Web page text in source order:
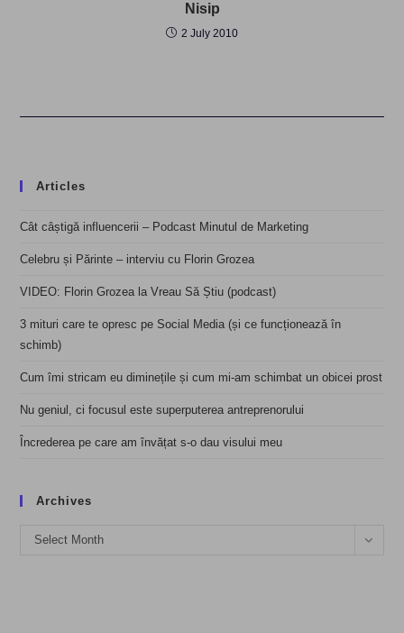
Nisip
2 July 2010
Articles
Cât câștigă influencerii – Podcast Minutul de Marketing
Celebru și Părinte – interviu cu Florin Grozea
VIDEO: Florin Grozea la Vreau Să Știu (podcast)
3 mituri care te opresc pe Social Media (și ce funcționează în
schimb)
Cum îmi stricam eu diminețile și cum mi-am schimbat un obicei prost
Nu geniul, ci focusul este superputerea antreprenorului
Încrederea pe care am învățat s-o dau visului meu
Archives
Archives
Select Month